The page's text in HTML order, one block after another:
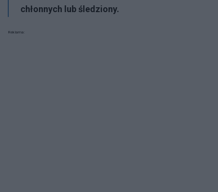
chłonnych lub śledziony.
Reklama: